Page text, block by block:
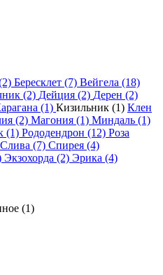
Бересклет (7) Вейгела (18)
(2) Дейция (2) Дерен (2)
(1) Кизильник (1) Клен
(2) Магония (1) Миндаль (1)
(1) Рододендрон (12) Роза
Слива (7) Спирея (4)
Экзохорда (2) Эрика (4)
(1)